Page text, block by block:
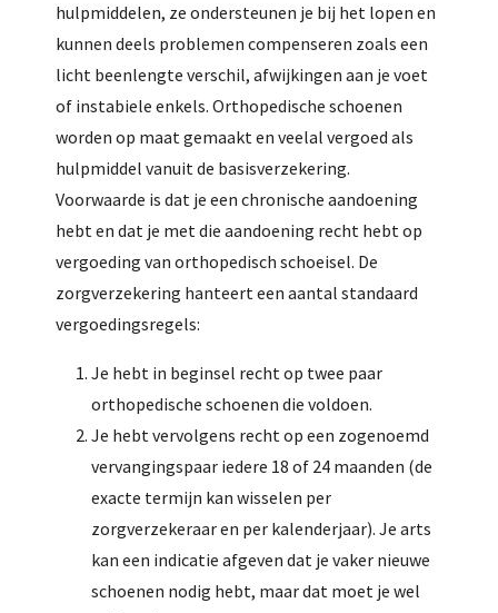
hulpmiddelen, ze ondersteunen je bij het lopen en
kunnen deels problemen compenseren zoals een
licht beenlengte verschil, afwijkingen aan je voet
of instabiele enkels. Orthopedische schoenen
worden op maat gemaakt en veelal vergoed als
hulpmiddel vanuit de basisverzekering.
Voorwaarde is dat je een chronische aandoening
hebt en dat je met die aandoening recht hebt op
vergoeding van orthopedisch schoeisel. De
zorgverzekering hanteert een aantal standaard
vergoedingsregels:
Je hebt in beginsel recht op twee paar
orthopedische schoenen die voldoen.
Je hebt vervolgens recht op een zogenoemd
vervangingspaar iedere 18 of 24 maanden (de
exacte termijn kan wisselen per
zorgverzekeraar en per kalenderjaar). Je arts
kan een indicatie afgeven dat je vaker nieuwe
schoenen nodig hebt, maar dat moet je wel